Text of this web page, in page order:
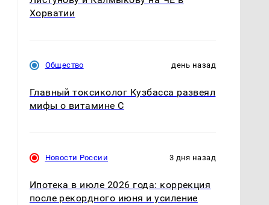
Хорватии
Общество день назад
Главный токсиколог Кузбасса развеял
мифы о витамине С
Новости России 3 дня назад
Ипотека в июле 2026 года: коррекция
после рекордного июня и усиление